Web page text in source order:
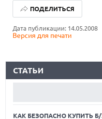
Дата публикации: 14.05.2008
Версия для печати
ПОДЕЛИТЬСЯ
СТАТЬИ
ОБЗОР ПЫЛЕСОСА DREAME
ОБЗОР МОНИТОРА MSI PRO
ОБЗОР МОНИТОРА MSI PRO
КАК БЕЗОПАСНО КУПИТЬ